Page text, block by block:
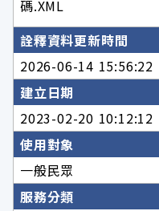
碼.XML
詮釋資料更新時間
2026-06-14 15:56:22
建立日期
2023-02-20 10:12:12
使用對象
一般民眾
服務分類